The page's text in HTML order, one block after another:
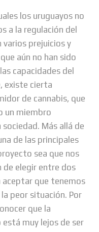
los uruguayos no
a la regulación del
varios prejuicios y
aún no han sido
capacidades del
existe cierta
de cannabis, que
un miembro
Más allá de
de las principales
sea que nos
de elegir entre dos
aceptar que tenemos
peor situación. Por
que la
está muy lejos de ser